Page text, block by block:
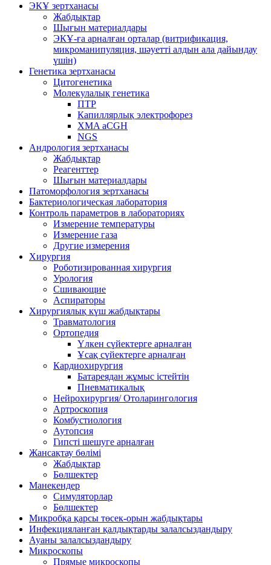
ЭКҰ зертханасы
Жабдықтар
Шығын материалдары
ЭКҰ-ға арналған орталар (витрификация,
микроманипуляция, шәуетті алдын ала дайындау
үшін)
Генетика зертханасы
Цитогенетика
Молекулалық генетика
ПТР
Капиллярлық электрофорез
XMA aCGH
NGS
Андрология зертханасы
Жабдықтар
Реагенттер
Шығын материалдары
Патоморфология зертханасы
Бактериологическая лаборатория
Контроль параметров в лабораториях
Измерение температуры
Измерение газа
Другие измерения
Хирургия
Роботизированная хирургия
Урология
Сшивающие
Аспираторы
Хирургиялық күш жабдықтары
Травматология
Ортопедия
Үлкен сүйектерге арналған
Ұсақ сүйектерге арналған
Кардиохирургия
Батареядан жұмыс істейтін
Пневматикалық
Нейрохирургия/ Отоларингология
Артроскопия
Комбустиология
Аутопсия
Гипсті шешуге арналған
Жансақтау бөлімі
Жабдықтар
Бөлшектер
Манекендер
Симуляторлар
Бөлшектер
Микробқа қарсы төсек-орын жабдықтары
Инфекцияланған қалдықтарды залалсыздандыру
Ауаны залалсыздандыру
Микроскопы
Прямые микроскопы